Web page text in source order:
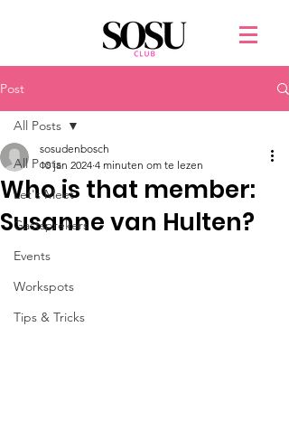
Post
All Posts
Let's Meet
Gastsprekers
Events
Workspots
Tips & Tricks
All Posts
Who is that member:
Susanne van Hulten?
sosudenbosch
10 jan 2024 4 minuten om te lezen